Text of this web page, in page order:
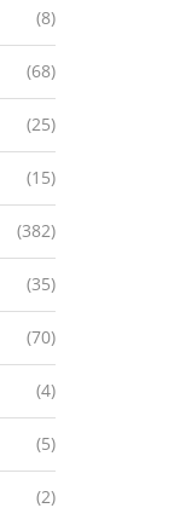
(8)
(68)
(25)
(15)
(382)
(35)
(70)
(4)
(5)
(2)